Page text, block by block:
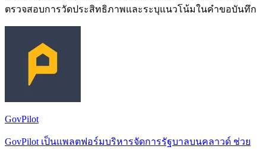
ตรวจสอบการวัดประสิทธิภาพและระบุแนวโน้มในคำขอบันทึก
GovPilot
GovPilot เป็นแพลตฟอร์มบริหารจัดการรัฐบาลบนคลาวด์ ช่วย